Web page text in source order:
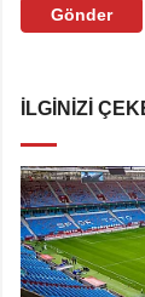
Gönder
İLGINIZI